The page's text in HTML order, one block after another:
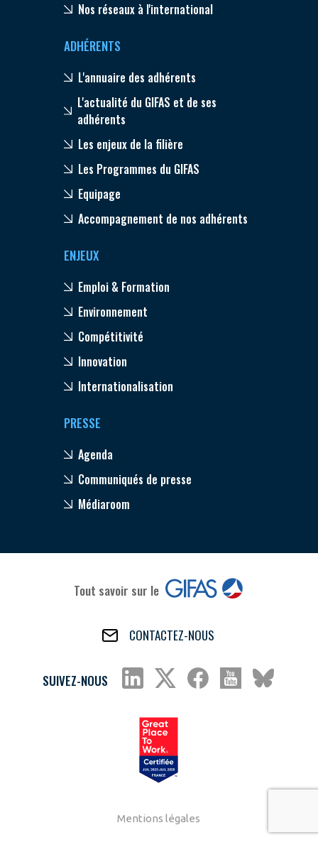
Nos réseaux à l'international
ADHÉRENTS
L'annuaire des adhérents
L'actualité du GIFAS et de ses
adhérents
Les enjeux de la filière
Les Programmes du GIFAS
Equipage
Accompagnement de nos adhérents
ENJEUX
Emploi & Formation
Environnement
Compétitivité
Innovation
Internationalisation
PRESSE
Agenda
Communiqués de presse
Médiaroom
Tout savoir sur le
CONTACTEZ-NOUS
SUIVEZ-NOUS
Mentions légales